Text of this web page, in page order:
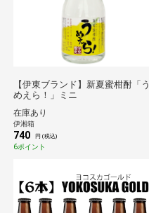
【伊東ブランド】新夏蜜柑酎「う
めえら！」ミニ
在庫あり
伊湘箱
740 円 (税込)
6ポイント